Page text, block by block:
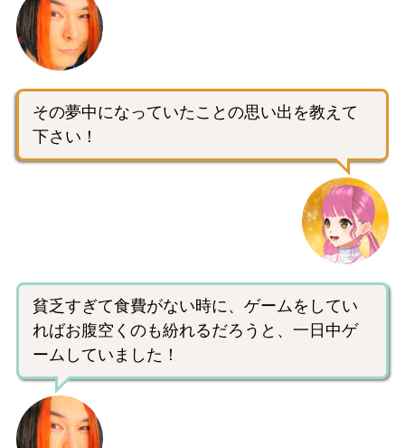
その夢中になっていたことの思い出を教えて
下さい！
貧乏すぎて食費がない時に、ゲームをしてい
ればお腹空くのも紛れるだろうと、一日中ゲ
ームしていました！